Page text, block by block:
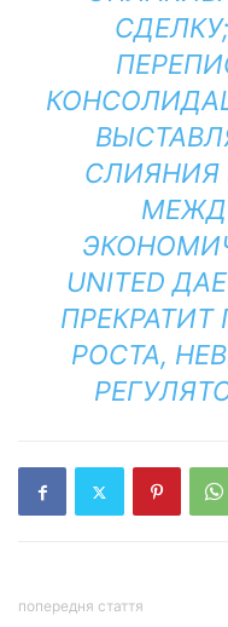
СЛИЯНИЯ
UNITED
РОСТА,
попередня стаття